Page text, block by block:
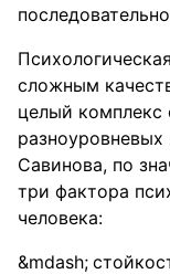
сложным
целый комплекс
Савинова, по
три фактора
человека: